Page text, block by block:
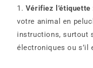
Vérifiez l’étiquette
votre animal en
instructions, surtout
électroniques ou s’il